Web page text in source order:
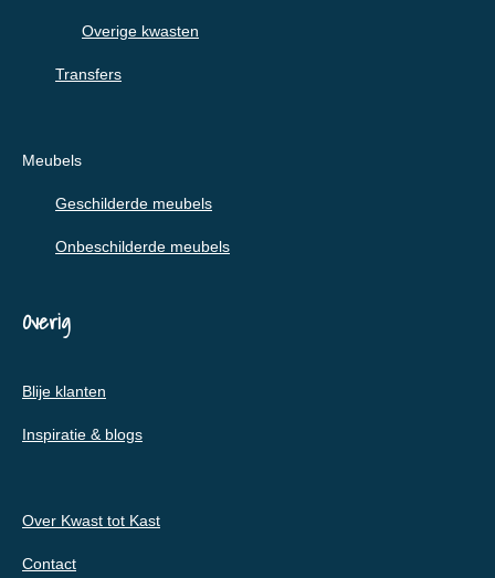
Overige kwasten
Transfers
Meubels
Geschilderde meubels
Onbeschilderde meubels
Overig
Blije klanten
Inspiratie & blogs
Over Kwast tot Kast
Contact